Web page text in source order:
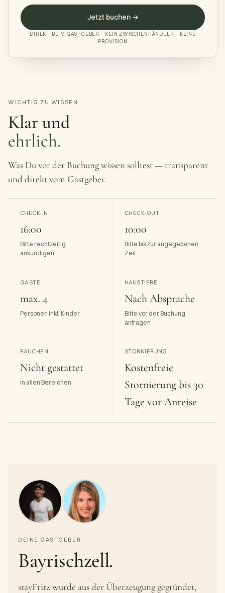
Jetzt buchen →
DIREKT BEIM GASTGEBER · KEIN ZWISCHENHÄNDLER · KEINE
PROVISION
WICHTIG ZU WISSEN
Klar und
ehrlich.
Was Du vor der Buchung wissen solltest — transparent
und direkt vom Gastgeber.
CHECK-IN
16:00
Bitte rechtzeitig
ankündigen
CHECK-OUT
10:00
Bitte bis zur angegebenen
Zeit
GÄSTE
max. 4
Personen inkl. Kinder
HAUSTIERE
Nach Absprache
Bitte vor der Buchung
anfragen
RAUCHEN
Nicht gestattet
In allen Bereichen
STORNIERUNG
Kostenfreie
Stornierung bis 30
Tage vor Anreise
DEINE GASTGEBER
Bayrischzell.
stayFritz wurde aus der Überzeugung gegründet,